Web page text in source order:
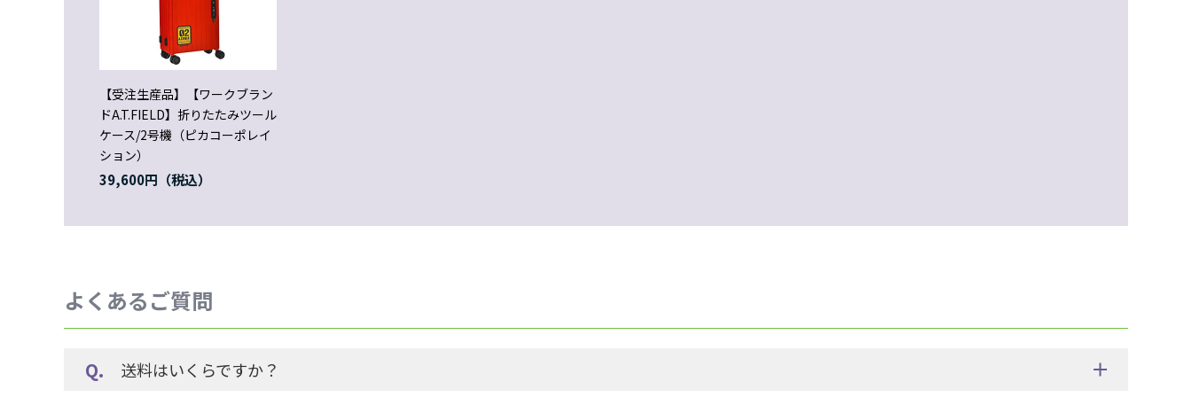
【受注生産品】【ワークブラン
ドA.T.FIELD】折りたたみツール
ケース/2号機（ピカコーポレイ
ション）
39,600円
よくあるご質問
送料はいくらですか？